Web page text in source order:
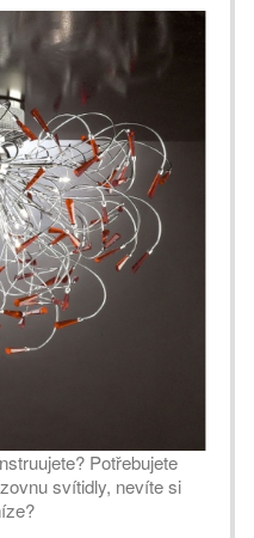
Potřebujete
svítidly, nevíte si